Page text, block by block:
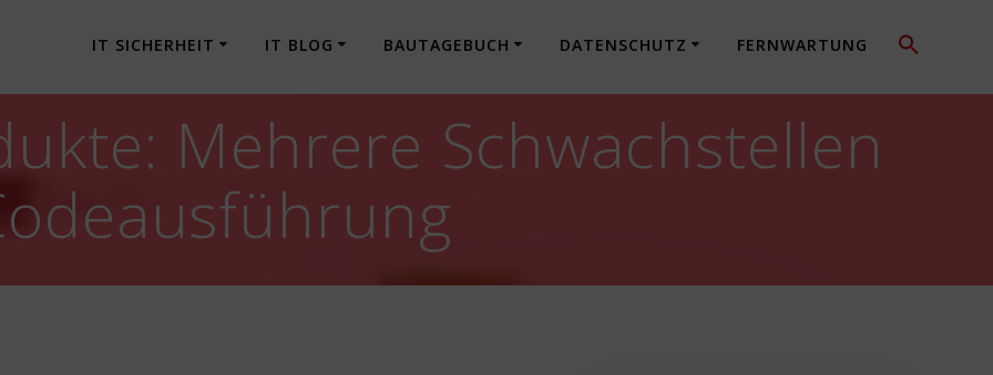
IT SICHERHEIT IT BLOG BAUTAGEBUCH DATENSCHUTZ FERNWARTUNG
Mehrere Schwachstellen